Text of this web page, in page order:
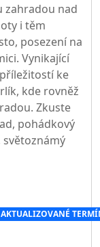
zahradou nad
i těm
posezení na
Vynikající
ke
kde rovněž
Zkuste
pohádkový
světoznámý